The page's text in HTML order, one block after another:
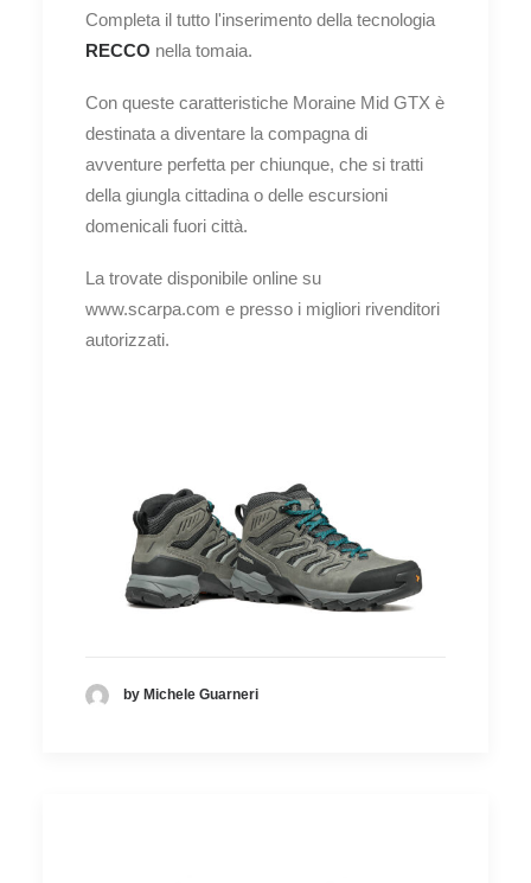
Completa il tutto l'inserimento della tecnologia
RECCO nella tomaia.
Con queste caratteristiche Moraine Mid GTX è
destinata a diventare la compagna di
avventure perfetta per chiunque, che si tratti
della giungla cittadina o delle escursioni
domenicali fuori città.
La trovate disponibile online su
www.scarpa.com e presso i migliori rivenditori
autorizzati.
by Michele Guarneri